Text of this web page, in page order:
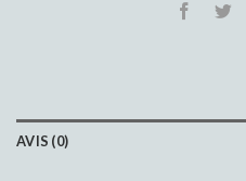
AVIS (0)